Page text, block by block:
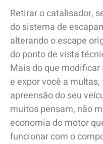
Retirar o catalisador,
do sistema de
alterando o escape
do ponto de vista
Mais do que
e expor você a
apreensão do seu
muitos pensam, não
economia do motor
funcionar com o